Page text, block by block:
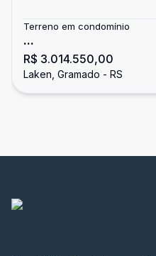
Terreno em condomínio
...
R$ 3.014.550,00
Laken, Gramado - RS